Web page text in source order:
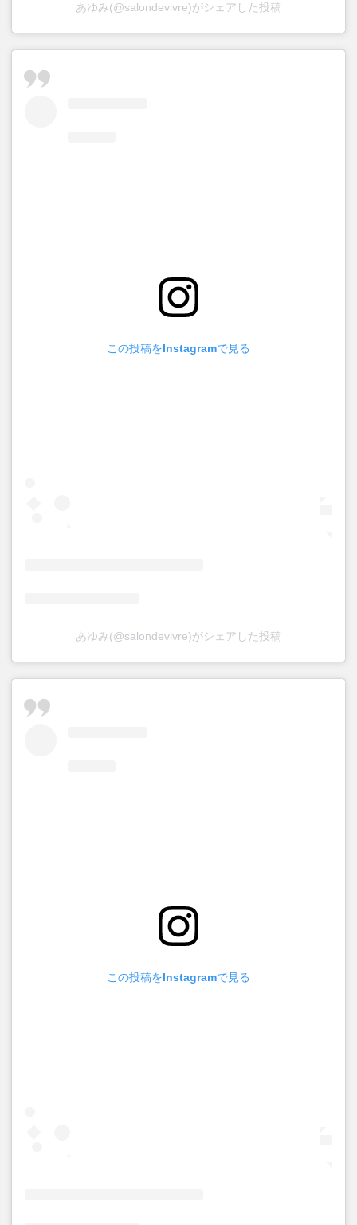
あゆみ(@salondevivre)がシェアした投稿
この投稿をInstagramで見る
あゆみ(@salondevivre)がシェアした投稿
この投稿をInstagramで見る